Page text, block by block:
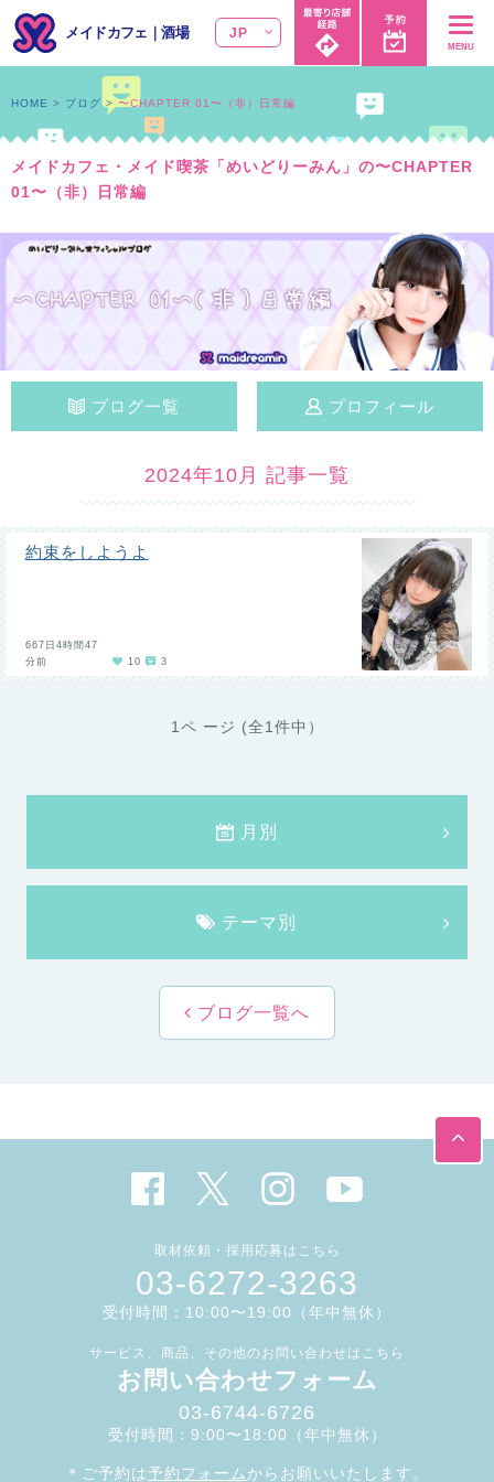
メイドカフェ ｜酒場 JP
MENU
メイドカフェ・メイド喫茶「めいどりーみん」の〜CHAPTER
01〜（非）日常編
HOME ブログ 〜CHAPTER 01〜（非）日常編
ブログ一覧 プロフィール
2024年10月 記事一覧
約束をしようよ
667日4時間47
分前
10 3
1ペ ージ (全1件中）
月別
テーマ別
ブログ一覧へ
取材依頼・採用応募はこちら
03-6272-3263
受付時間：10:00〜19:00（年中無休）
サービス、商品、その他のお問い合わせはこちら
お問い合わせフォーム
03-6744-6726
受付時間：9:00〜18:00（年中無休）
＊ご予約は予約フォーム からお願いいたします。